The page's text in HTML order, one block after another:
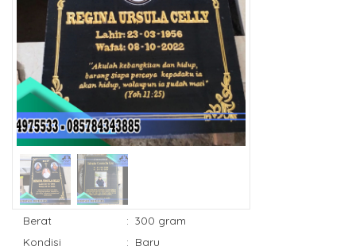
Berat : 300 gram
Kondisi
: Baru